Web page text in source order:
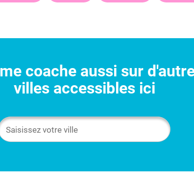
coache aussi sur
villes accessibles ici